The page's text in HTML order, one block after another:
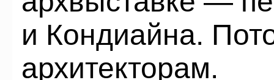
и Кондиайна.
архитекторам.